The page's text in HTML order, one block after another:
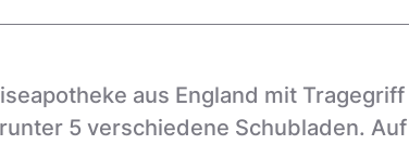
aus England mit
5 verschiedene Schubladen.